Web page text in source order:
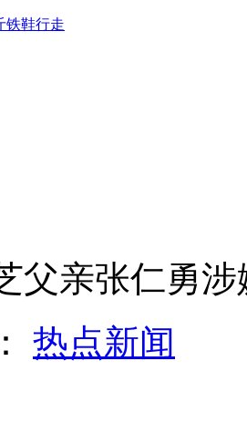
铁鞋行走
组全明星阵容
扶引老外大骂
亲张仁勇涉
热点新闻